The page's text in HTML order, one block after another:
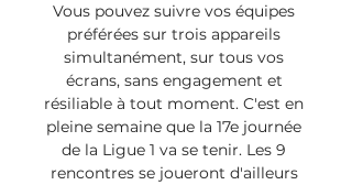
Vous pouvez suivre vos équipes
préférées sur trois appareils
simultanément, sur tous vos
écrans, sans engagement et
résiliable à tout moment. C'est en
pleine semaine que la 17e journée
de la Ligue 1 va se tenir. Les 9
rencontres se joueront d'ailleurs